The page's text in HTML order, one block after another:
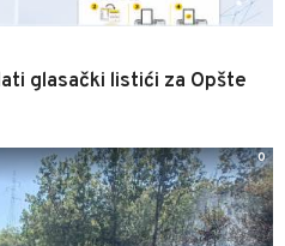
glasački listići za Opšte
0